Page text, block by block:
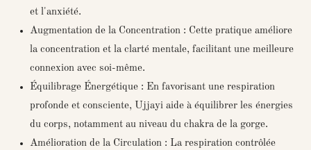
et l'anxiété.
Augmentation de la Concentration : Cette pratique améliore
la concentration et la clarté mentale, facilitant une meilleure
connexion avec soi-même.
Équilibrage Énergétique : En favorisant une respiration
profonde et consciente, Ujjayi aide à équilibrer les énergies
du corps, notamment au niveau du chakra de la gorge.
Amélioration de la Circulation : La respiration contrôlée